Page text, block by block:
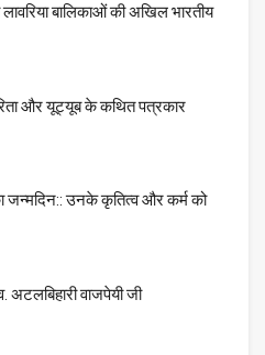
बालिकाओं की अखिल भारतीय
और यूट्यूब के कथित पत्रकार
जन्मदिन:: उनके कृतित्व और कर्म को
अटलबिहारी वाजपेयी जी